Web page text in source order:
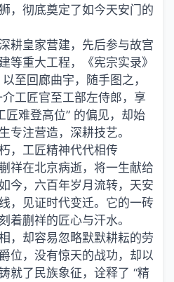
，彻底奠定了如今天安门的
耕皇家营建，先后参与故宫
等重大工程，《宪宗实录》
至回廊曲宇，随手图之，
工匠官至工部左侍郎，享
匠难登高位” 的偏见，却始
专注营造，深耕技艺。
，工匠精神代代相传
祥在北京病逝，将一生献给
今，六百年岁月流转，天安
，见证时代变迁。它的一砖
着蒯祥的匠心与汗水。
，却容易忽略默默耕耘的劳
位，没有惊天的战功，却以
就了民族象征，诠释了 “精